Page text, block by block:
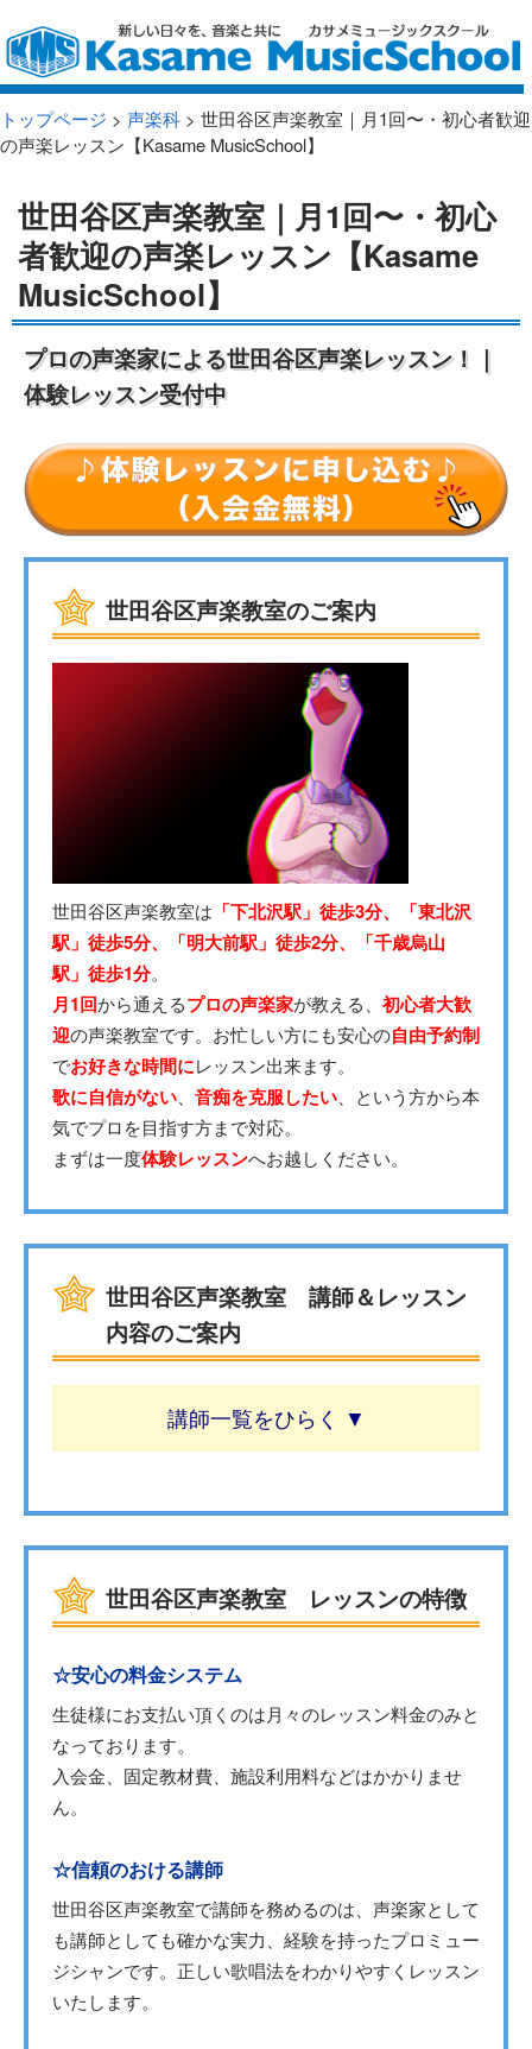
トップページ > 声楽科 > 世田谷区声楽教室｜月1回〜・初心者歓迎
の声楽レッスン【Kasame MusicSchool】
世田谷区声楽教室｜月1回〜・初心
者歓迎の声楽レッスン【Kasame
MusicSchool】
プロの声楽家による世田谷区声楽レッスン！｜
体験レッスン受付中
世田谷区声楽教室のご案内
世田谷区声楽教室は 「下北沢駅」徒歩3分、「東北沢
駅」徒歩5分、「明大前駅」徒歩2分、「千歳烏山
駅」徒歩1分。
月1回から通えるプロの声楽家が教える、 初心者大歓
迎の声楽教室です。お忙しい方にも安心の自由予約制
でお好きな時間にレッスン出来ます。
歌に自信がない 音痴を克服したい 、という方から本
気でプロを目指す方まで対応。
まずは一度体験レッスンへお越しください。
世田谷区声楽教室 講師＆レッスン
内容のご案内
講師一覧
世田谷区声楽教室 レッスンの特徴
☆安心の料金システム
生徒様にお支払い頂くのは月々のレッスン料金のみと
なっております。
入会金、固定教材費、施設利用料などはかかりませ
ん。
☆信頼のおける講師
世田谷区声楽教室で講師を務めるのは、声楽家として
も講師としても確かな実力、経験を持ったプロミュー
ジシャンです。正しい歌唱法をわかりやすくレッスン
いたします。